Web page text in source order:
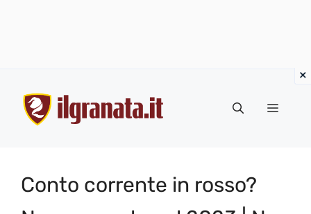
contenuto
Menu
Conto corrente in rosso?